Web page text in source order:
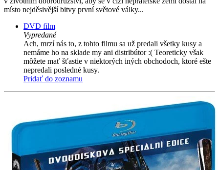
místo nejděsivější bitvy první světové války...
DVD film
Vypredané
Ach, mrzí nás to, z tohto filmu sa už predali všetky kusy a
nemáme ho na sklade my ani distribútor :( Teoreticky však
môžete mať šťastie v niektorých iných obchodoch, ktoré ešte
nepredali posledné kusy.
Pridať do zoznamu